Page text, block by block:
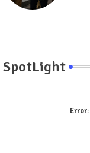
SpotLight
Error: